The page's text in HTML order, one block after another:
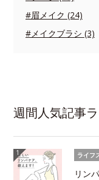
#眉メイク (24)
#メイクブラシ (3)
週間人気記事
ライフ
リン